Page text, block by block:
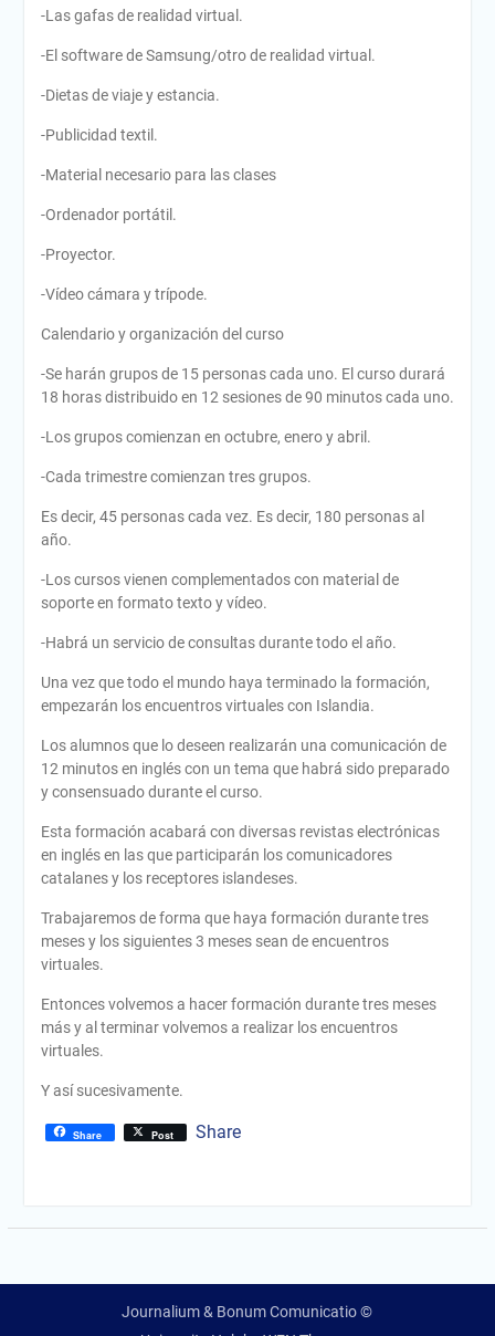
-Las gafas de realidad virtual.
-El software de Samsung/otro de realidad virtual.
-Dietas de viaje y estancia.
-Publicidad textil.
-Material necesario para las clases
-Ordenador portátil.
-Proyector.
-Vídeo cámara y trípode.
Calendario y organización del curso
-Se harán grupos de 15 personas cada uno. El curso durará
18 horas distribuido en 12 sesiones de 90 minutos cada uno.
-Los grupos comienzan en octubre, enero y abril.
-Cada trimestre comienzan tres grupos.
Es decir, 45 personas cada vez. Es decir, 180 personas al
año.
-Los cursos vienen complementados con material de
soporte en formato texto y vídeo.
-Habrá un servicio de consultas durante todo el año.
Una vez que todo el mundo haya terminado la formación,
empezarán los encuentros virtuales con Islandia.
Los alumnos que lo deseen realizarán una comunicación de
12 minutos en inglés con un tema que habrá sido preparado
y consensuado durante el curso.
Esta formación acabará con diversas revistas electrónicas
en inglés en las que participarán los comunicadores
catalanes y los receptores islandeses.
Trabajaremos de forma que haya formación durante tres
meses y los siguientes 3 meses sean de encuentros
virtuales.
Entonces volvemos a hacer formación durante tres meses
más y al terminar volvemos a realizar los encuentros
virtuales.
Y así sucesivamente.
Share Post Share
Journalium & Bonum Comunicatio ©